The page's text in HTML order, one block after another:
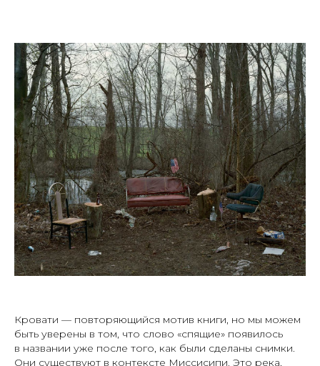
Кровати — повторяющийся мотив книги, но мы можем
быть уверены в том, что слово «спящие» появилось
в названии уже после того, как были сделаны снимки.
Они существуют в контексте Миссисипи. Это река,